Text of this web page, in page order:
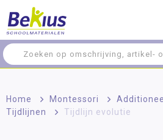
Home > Montessori >
Tijdlijnen
> Tijdlijn evolutie